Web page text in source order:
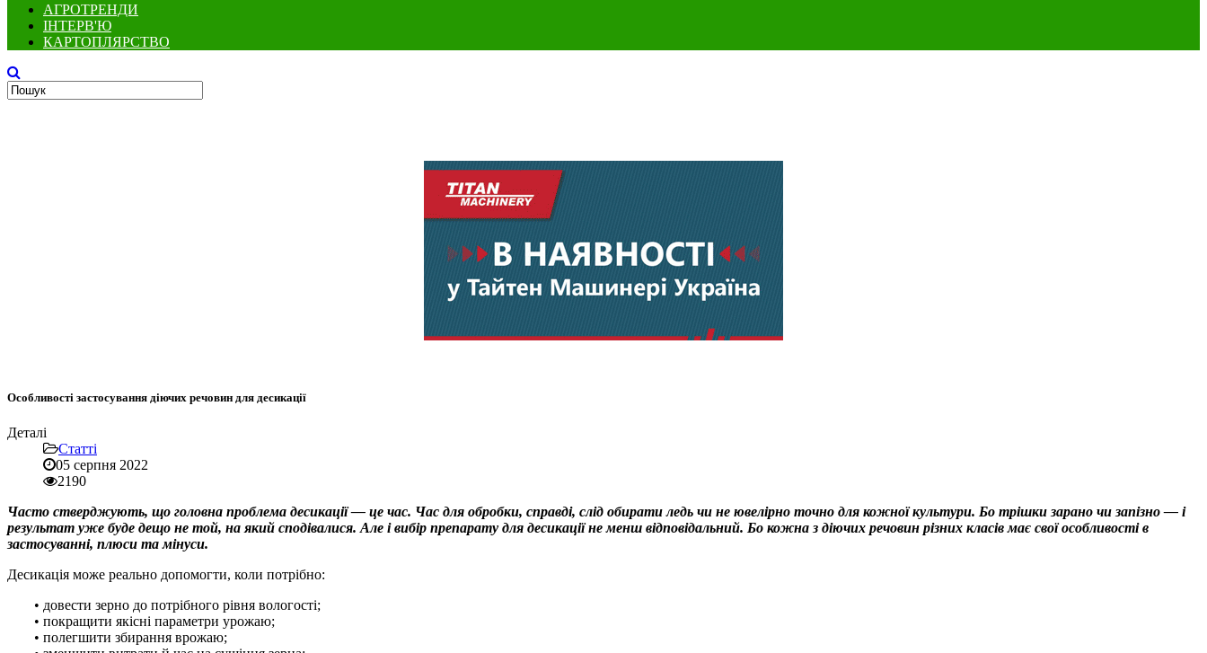
АГРОТРЕНДИ
ІНТЕРВ'Ю
КАРТОПЛЯРСТВО
Особливості застосування діючих речовин для десикації
Деталі
Статті
05 серпня 2022
2190
Часто стверджують, що головна проблема десикації — це час. Час для обробки, справді, слід обирати ледь чи не ювелірно точно для кожної культури. Бо трішки зарано чи запізно — і
результат уже буде дещо не той, на який сподівалися. Але і вибір препарату для десикації не менш відповідальний. Бо кожна з діючих речовин різних класів має свої особливості в
застосуванні, плюси та мінуси.
Десикація може реально допомогти, коли потрібно:
• довести зерно до потрібного рівня вологості;
• покращити якісні параметри урожаю;
• полегшити збирання врожаю;